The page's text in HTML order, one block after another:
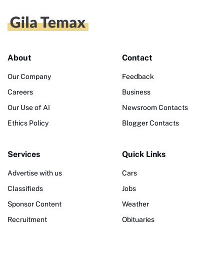
About
Our Company
Careers
Our Use of AI
Ethics Policy
Contact
Feedback
Business
Newsroom Contacts
Blogger Contacts
Services
Advertise with us
Classifieds
Sponsor Content
Recruitment
Quick Links
Cars
Jobs
Weather
Obituaries